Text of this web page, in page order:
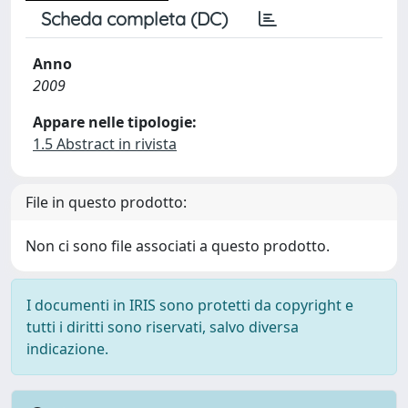
Scheda completa (DC)
Anno
2009
Appare nelle tipologie:
1.5 Abstract in rivista
File in questo prodotto:
Non ci sono file associati a questo prodotto.
I documenti in IRIS sono protetti da copyright e
tutti i diritti sono riservati, salvo diversa
indicazione.